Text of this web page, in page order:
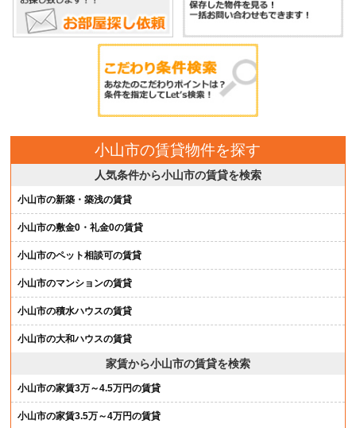
小山市の賃貸物件を探す
人気条件から小山市の賃貸を検索
小山市の新築・築浅の賃貸
小山市の敷金0・礼金0の賃貸
小山市のペット相談可の賃貸
小山市のマンションの賃貸
小山市の積水ハウスの賃貸
小山市の大和ハウスの賃貸
家賃から小山市の賃貸を検索
小山市の家賃3万～4.5万円の賃貸
小山市の家賃3.5万～4万円の賃貸